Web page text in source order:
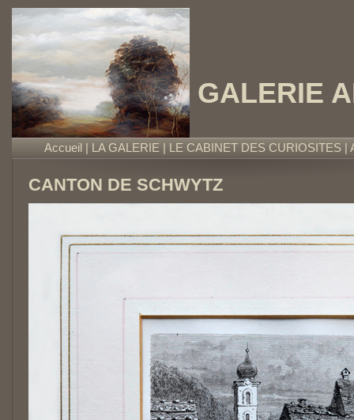
GALERIE
Accueil | LA GALERIE | LE CABINET DES CURIOSITES |
CANTON DE SCHWYTZ